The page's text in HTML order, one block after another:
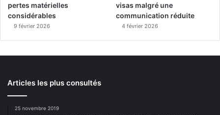
pertes matérielles
considérables
9 février 2026
visas malgré une
communication réduite
4 février 2026
Articles les plus consultés
25 novembre 2019